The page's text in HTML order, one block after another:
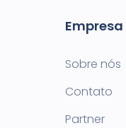
Empresa
Sobre nós
Contato
Partner